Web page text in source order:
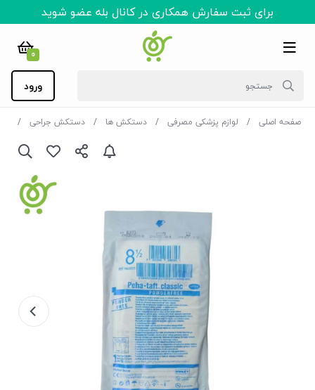
برای ثبت سفارش همکاری در کانال بله عضو شوید
0
ورود
صفحه اصلی لوازم پزشکی مصرفی دستکش ها دستکش جراحی